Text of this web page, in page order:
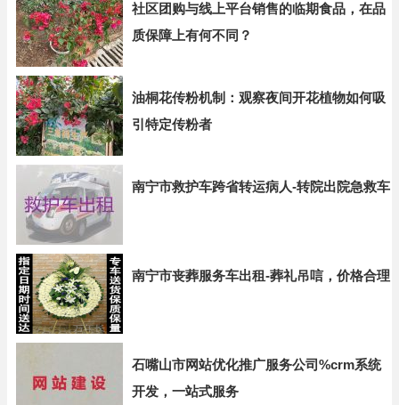
社区团购与线上平台销售的临期食品，在品
质保障上有何不同？
油桐花传粉机制：观察夜间开花植物如何吸
引特定传粉者
南宁市救护车跨省转运病人-转院出院急救车
南宁市丧葬服务车出租-葬礼吊唁，价格合理
石嘴山市网站优化推广服务公司%crm系统
开发，一站式服务